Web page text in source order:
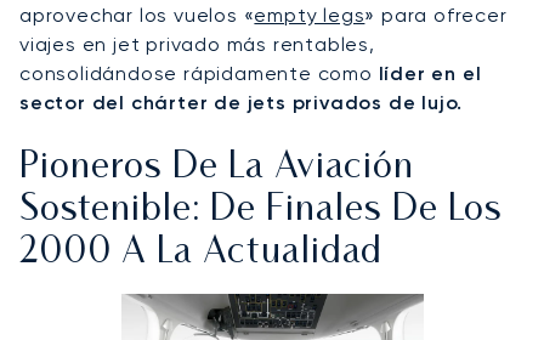
aprovechar los vuelos «empty legs» para ofrecer
viajes en jet privado más rentables,
consolidándose rápidamente como líder en el
sector del chárter de jets privados de lujo.
Pioneros De La Aviación
Sostenible: De Finales De Los
2000 A La Actualidad